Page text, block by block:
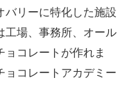
バリーに特化した施設
工場、事務所、オール
コレートが作れま
ョコレートアカデミー